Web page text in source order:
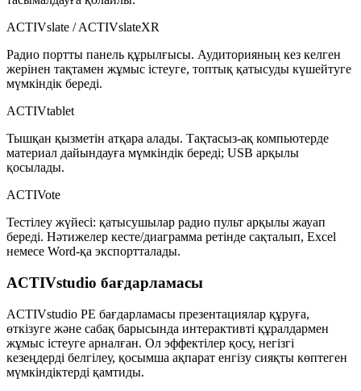
ACTIVslate / ACTIVslateXR
Радио портты панель құрылғысы. Аудиторияның кез келген
жерінен тақтамен жұмыс істеуге, топтық қатысуды күшейтуге
мүмкіндік береді.
ACTIVtablet
Тышқан қызметін атқара алады. Тақтасыз-ақ компьютерде
материал дайындауға мүмкіндік береді; USB арқылы
қосылады.
ACTIVote
Тестілеу жүйесі: қатысушылар радио пульт арқылы жауап
береді. Нәтижелер кесте/диаграмма ретінде сақталып, Excel
немесе Word-қа экспортталады.
ACTIVstudio бағдарламасы
ACTIVstudio PE бағдарламасы презентациялар құруға,
өткізуге және сабақ барысында интерактивті құралдармен
жұмыс істеуге арналған. Ол эффектілер қосу, негізгі
кезеңдерді белгілеу, қосымша ақпарат енгізу сияқты көптеген
мүмкіндіктерді қамтиды.